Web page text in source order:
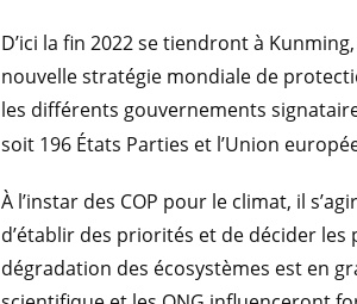
D’ici la fin 2022 se tiendront à
nouvelle stratégie mondiale de
les différents gouvernements
soit 196 États Parties et l’Union
À l’instar des COP pour le climat, il
d’établir des priorités et de décider
dégradation des écosystèmes est en